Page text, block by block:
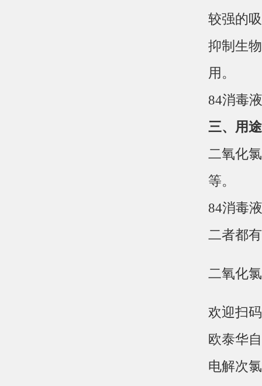
较强的
抑制生
用。
84消毒
三、用
二氧化
等。
84消毒
二者都
二氧化
欢迎扫
欧泰华
电解次